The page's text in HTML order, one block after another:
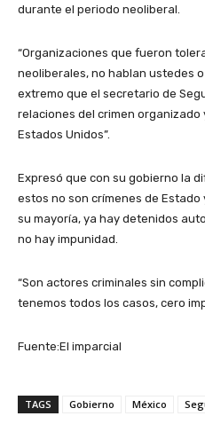
durante el periodo neoliberal.
“Organizaciones que fueron
neoliberales, no hablan ustedes
extremo que el secretario de
relaciones del crimen organizado
Estados Unidos”.
Expresó que con su gobierno la
estos no son crímenes de Estado
su mayoría, ya hay detenidos
no hay impunidad.
“Son actores criminales sin
tenemos todos los casos, cero
Fuente:El imparcial
TAGS Gobierno México